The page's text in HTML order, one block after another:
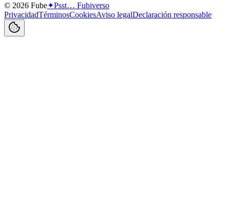
© 2026 Fube✦Psst… Fubiverso
PrivacidadTérminosCookiesAviso legalDeclaración responsable